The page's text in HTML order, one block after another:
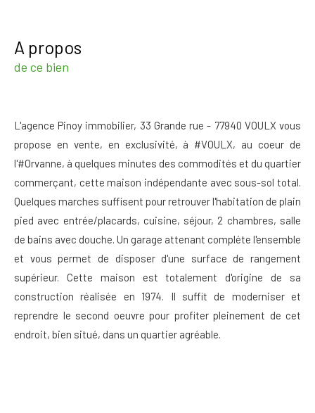
a propos
de ce bien
L'agence Pinoy immobilier, 33 Grande rue - 77940 VOULX vous
propose en vente, en exclusivité, à #VOULX, au coeur de
l'#Orvanne, à quelques minutes des commodités et du quartier
commerçant, cette maison indépendante avec sous-sol total.
Quelques marches suffisent pour retrouver l'habitation de plain
pied avec entrée/placards, cuisine, séjour, 2 chambres, salle
de bains avec douche. Un garage attenant compléte l'ensemble
et vous permet de disposer d'une surface de rangement
supérieur. Cette maison est totalement d'origine de sa
construction réalisée en 1974. Il suffit de moderniser et
reprendre le second oeuvre pour profiter pleinement de cet
endroit, bien situé, dans un quartier agréable.